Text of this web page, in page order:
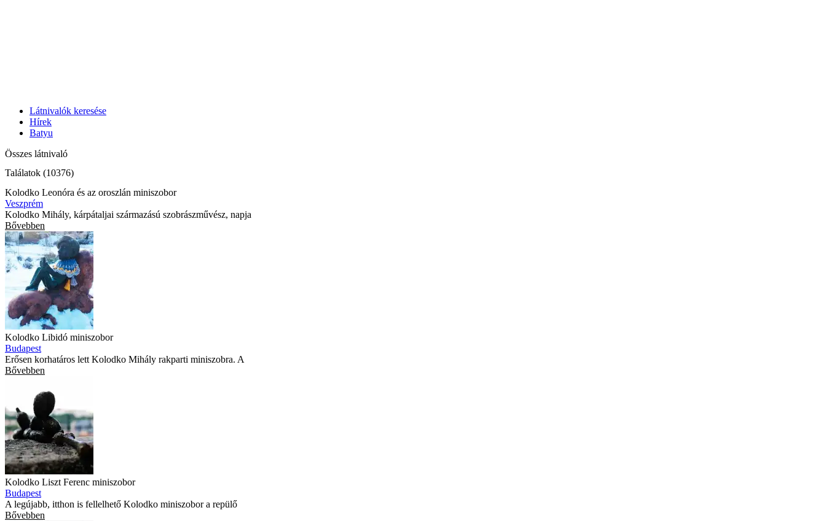
Látnivalók keresése
Hírek
Batyu
Összes látnivaló
Találatok (10376)
Kolodko Leonóra és az oroszlán miniszobor
Veszprém
Kolodko Mihály, kárpátaljai származású szobrászművész, napja
Bővebben
Kolodko Libidó miniszobor
Budapest
Erősen korhatáros lett Kolodko Mihály rakparti miniszobra. A
Bővebben
Kolodko Liszt Ferenc miniszobor
Budapest
A legújabb, itthon is fellelhető Kolodko miniszobor a repülő
Bővebben